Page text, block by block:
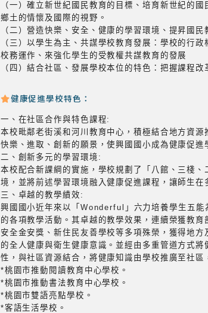
（一）確立新世紀國民教育的目標、培育新世紀的
鄉土的情懷及國際的視野。
（二）營造快樂、安全、健康的學習環境、提昇國
（三）以學生為主、共謀學校教育發展：學校的行
校務運作、來強化學生的受教權共謀教育的發展
（四）結合社區、發展學校本位的特色：把握課程
健康促進學校特色：
一、在社區合作與特色課程:
本校毗鄰老街溪和河川教育中心，積極結合地方資
快樂、進取、創新的願景，使興國國小成為健康促
二、創新多元的學習環境:
本校配合新課綱的實施，學校規劃了「八館、三棧
境，並將前述學習環境融入健康促進課程，讓師生
三、卓越的教學績效:
興國國小近年來以「Wonderful」六力培養學生五
的各項教學活動。其卓越的教學效果，連續榮獲教
安全金安獎、新住民友善學校等多項殊榮，獲得地
的全人健康與衛生健康意識。並經由多重管道方式
性，與社區資源結合，將健康知識由學校推廣至社區
*桃園市推動閱讀教育中心學校。
*桃園市推動書法教育中心學校。
*桃園市雙語亮點學校。
*客語生活學校。